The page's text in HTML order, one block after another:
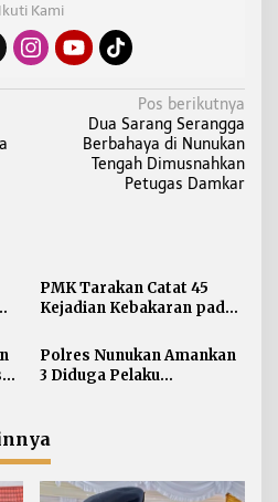
Ikuti Kami
Pos berikutnya
Dua Sarang Serangga
Berbahaya di Nunukan
Tengah Dimusnahkan
Petugas Damkar
PMK Tarakan Catat 45
Kejadian Kebakaran pada
Polres Nunukan Amankan
3 Diduga Pelaku